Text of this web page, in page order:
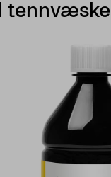
tennvæske